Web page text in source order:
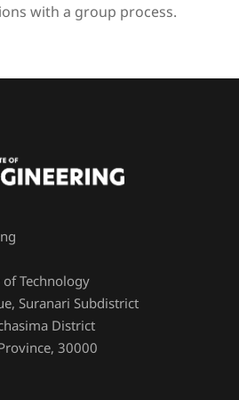
with a group process.
Technology
Suranari Subdistrict
District
30000